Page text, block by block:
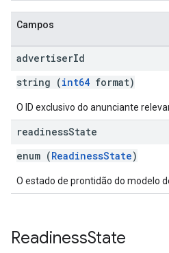
Campos
advertiserId
string (int64 format)
O ID exclusivo do anunciante
readinessState
enum (ReadinessState)
O estado de prontidão do modelo
ReadinessState